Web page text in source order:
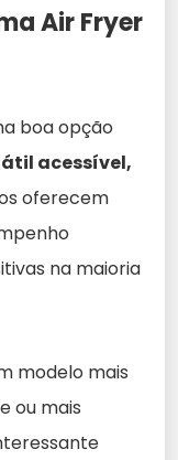
Air Fryer
boa opção
acessível,
oferecem
na maioria
modelo mais
ou mais